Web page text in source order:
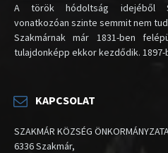
A török hódoltság idejéből
vonatkozóan szinte semmit nem
Szakmárnak már 1831-ben
tulajdonképp ekkor kezdődik.
KAPCSOLAT
SZAKMÁR KÖZSÉG
6336 Szakmár,